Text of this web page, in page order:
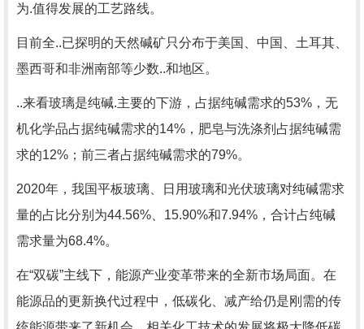
为.值得发展的工艺路线。
目前全..已探明的天然碱矿只分布于美国、中国、土耳其、
墨西哥和非洲南部等少数..和地区。
..来看玻璃是纯碱.主要的下游，占据纯碱需求的53%，无
机化学品占据纯碱需求的14%，肥皂与洗涤剂占据纯碱需
求的12%；前三者占据纯碱需求的79%。
2020年，我国平板玻璃、日用玻璃和光伏玻璃对纯碱需求
量的占比分别为44.56%、15.90%和7.94%，合计占纯碱
需求量为68.4%。
在“双碳”主线下，能源产业变革带来的全新市场局面。在
能源品的更新换代过程中，低碳化、减产给仍是刚需的传